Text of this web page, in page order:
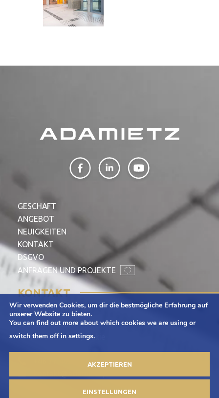
GESCHÄFT
ANGEBOT
NEUIGKEITEN
KONTAKT
DSGVO
ANFRAGEN UND PROJEKTE
KONTAKT
Adamietz S.A.
ul. Braci Prankel 1
47-100 Strzelce Opolskie
+48 77 463 00 65
Wir verwenden Cookies, um dir die bestmögliche Erfahrung auf
unserer Website zu bieten.
You can find out more about which cookies we are using or
switch them off in settings.
AKZEPTIEREN
EINSTELLUNGEN